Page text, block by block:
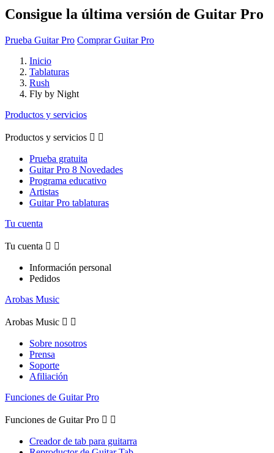
Consigue la última versión de Guitar Pro
Prueba Guitar Pro Comprar Guitar Pro
Inicio
Tablaturas
Rush
Fly by Night
Productos y servicios
Productos y servicios  
Prueba gratuita
Guitar Pro 8 Novedades
Programa educativo
Artistas
Guitar Pro tablaturas
Tu cuenta
Tu cuenta  
Información personal
Pedidos
Arobas Music
Arobas Music  
Sobre nosotros
Prensa
Soporte
Afiliación
Funciones de Guitar Pro
Funciones de Guitar Pro  
Creador de tab para guitarra